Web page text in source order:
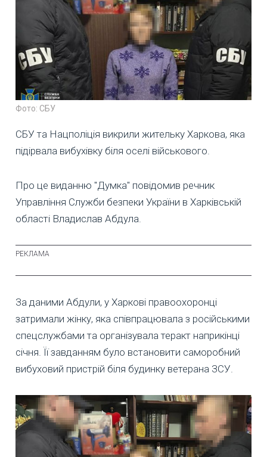
Фото: СБУ
СБУ та Нацполіція викрили жительку Харкова, яка
підірвала вибухівку біля оселі військового.
Про це виданню "Думка" повідомив речник
Управління Служби безпеки України в Харківській
області Владислав Абдула.
За даними Абдули, у Харкові правоохоронці
затримали жінку, яка співпрацювала з російськими
спецслужбами та організувала теракт наприкінці
січня. Її завданням було встановити саморобний
вибуховий пристрій біля будинку ветерана ЗСУ.